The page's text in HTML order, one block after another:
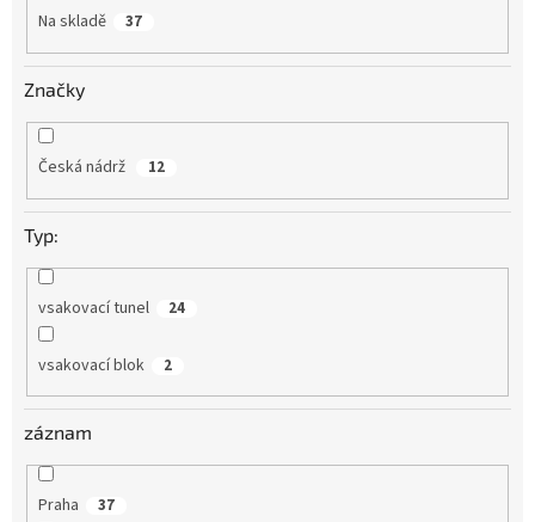
Na skladě 37
Značky
Česká nádrž 12
Typ:
vsakovací tunel 24
vsakovací blok 2
záznam
Praha 37